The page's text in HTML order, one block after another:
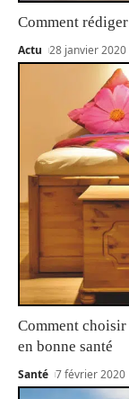
Comment
Actu 28 janvier 2020
Comment
en bonne santé
Santé 7 février 2020